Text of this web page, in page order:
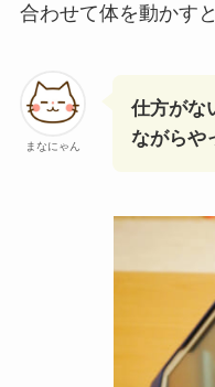
合わせて体を動かす
まなにゃん
仕方がな
ながらや